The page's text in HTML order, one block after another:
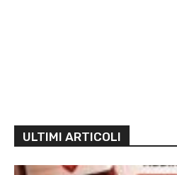
ULTIMI ARTICOLI